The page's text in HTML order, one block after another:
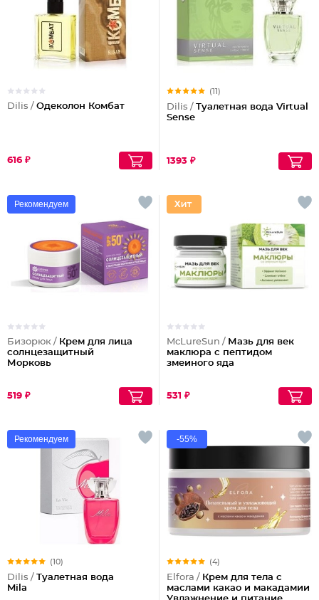
Dilis / Одеколон Комбат
616 ₽
(11)
Dilis / Туалетная вода Virtual
Sense
1393 ₽
Рекомендуем
Бизорюк / Крем для лица
солнцезащитный
Морковь
519 ₽
McLureSun / Мазь для век
маклюра с пептидом
змеиного яда
531 ₽
Рекомендуем
(10)
Dilis / Туалетная вода
Mila
-55%
(4)
Elfora / Крем для тела с
маслами какао и макадамии